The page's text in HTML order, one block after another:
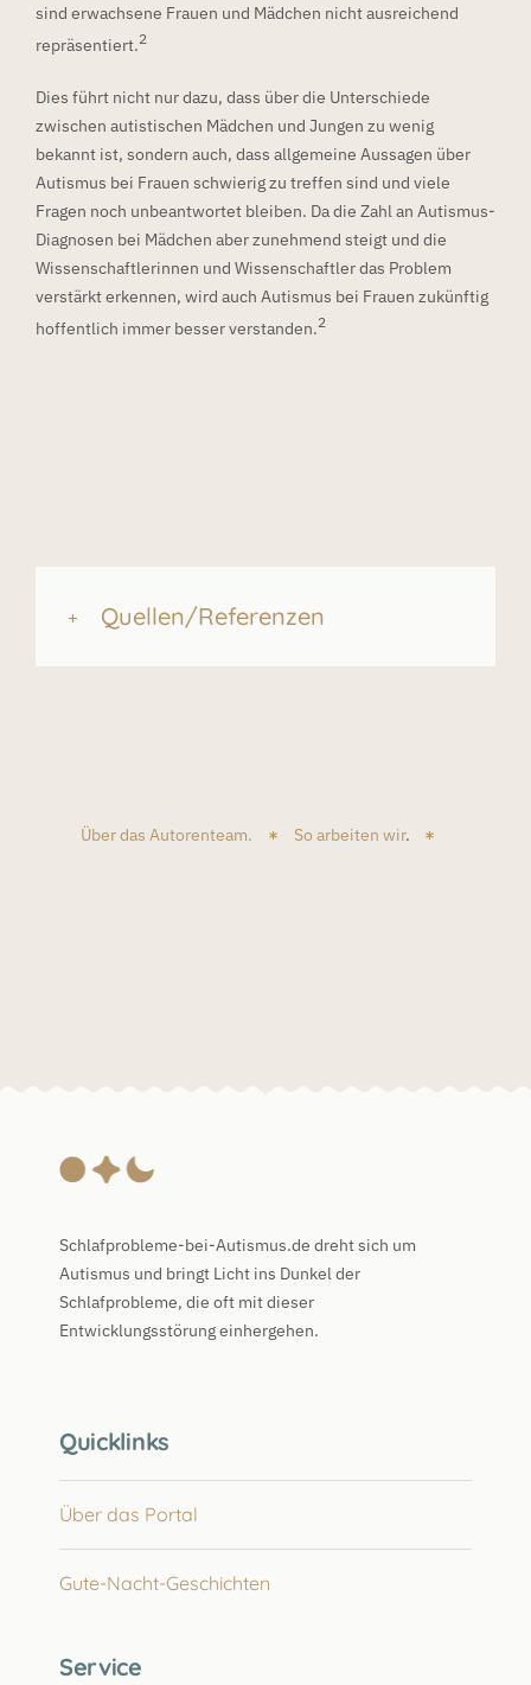
sind erwachsene Frauen und Mädchen nicht ausreichend
repräsentiert.2
Dies führt nicht nur dazu, dass über die Unterschiede
zwischen autistischen Mädchen und Jungen zu wenig
bekannt ist, sondern auch, dass allgemeine Aussagen über
Autismus bei Frauen schwierig zu treffen sind und viele
Fragen noch unbeantwortet bleiben. Da die Zahl an Autismus-
Diagnosen bei Mädchen aber zunehmend steigt und die
Wissenschaftlerinnen und Wissenschaftler das Problem
verstärkt erkennen, wird auch Autismus bei Frauen zukünftig
hoffentlich immer besser verstanden.2
Quellen/Referenzen
Über das Autorenteam. So arbeiten wir.
Schlafprobleme-bei-Autismus.de dreht sich um
Autismus und bringt Licht ins Dunkel der
Schlafprobleme, die oft mit dieser
Entwicklungsstörung einhergehen.
Quicklinks
Über das Portal
Gute-Nacht-Geschichten
Service